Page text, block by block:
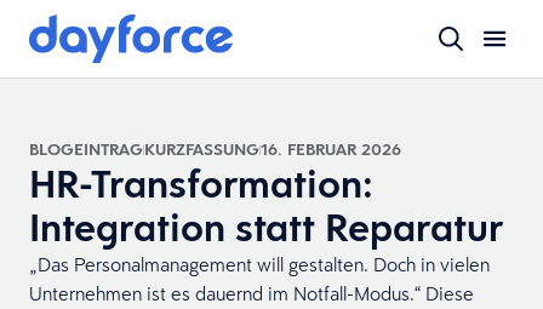
BLOGEINTRAGKURZFASSUNG16. FEBRUAR 2026
HR-Transformation:
Integration statt Reparatur
„Das Personalmanagement will gestalten. Doch in vielen
Unternehmen ist es dauernd im Notfall-Modus.“ Diese